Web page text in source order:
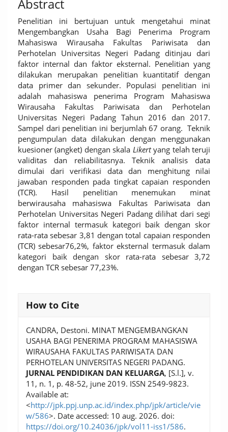
Abstract
Penelitian ini bertujuan untuk mengetahui minat
Mengembangkan Usaha Bagi Penerima Program
Mahasiswa Wirausaha Fakultas Pariwisata dan
Perhotelan Universitas Negeri Padang ditinjau dari
faktor internal dan faktor eksternal. Penelitian yang
dilakukan merupakan penelitian kuantitatif dengan
data primer dan sekunder. Populasi penelitian ini
adalah mahasiswa penerima Program Mahasiswa
Wirausaha Fakultas Pariwisata dan Perhotelan
Universitas Negeri Padang Tahun 2016 dan 2017.
Sampel dari penelitian ini berjumlah 67 orang. Teknik
pengumpulan data dilakukan dengan menggunakan
kuesioner (angket) dengan skala Likertyang telah teruji
validitas dan reliabilitasnya. Teknik analisis data
dimulai dari verifikasi data dan menghitung nilai
jawaban responden pada tingkat capaian responden
(TCR). Hasil penelitian menemukan minat
berwirausaha mahasiswa Fakultas Pariwisata dan
Perhotelan Universitas Negeri Padang dilihat dari segi
faktor internal termasuk kategori baik dengan skor
rata-rata sebesar 3,81 dengan total capaian responden
(TCR) sebesar76,2%, faktor eksternal termasuk dalam
kategori baik dengan skor rata-rata sebesar 3,72
dengan TCR sebesar 77,23%.
Article
Details
How to Cite
CANDRA, Destoni. MINAT MENGEMBANGKAN
USAHA BAGI PENERIMA PROGRAM MAHASISWA
WIRAUSAHA FAKULTAS PARIWISATA DAN
PERHOTELAN UNIVERSITAS NEGERI PADANG.
JURNAL PENDIDIKAN DAN KELUARGA, [S.l.], v.
11, n. 1, p. 48-52, june 2019. ISSN 2549-9823.
Available at:
<http://jpk.ppj.unp.ac.id/index.php/jpk/article/vie
w/586>. Date accessed: 10 aug. 2026. doi:
https://doi.org/10.24036/jpk/vol11-iss1/586.